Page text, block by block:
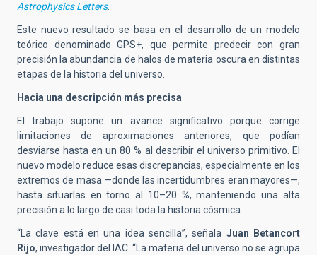
Astrophysics Letters.
Este nuevo resultado se basa en el desarrollo de un modelo
teórico denominado GPS+, que permite predecir con gran
precisión la abundancia de halos de materia oscura en distintas
etapas de la historia del universo.
Hacia una descripción más precisa
El trabajo supone un avance significativo porque corrige
limitaciones de aproximaciones anteriores, que podían
desviarse hasta en un 80 % al describir el universo primitivo. El
nuevo modelo reduce esas discrepancias, especialmente en los
extremos de masa —donde las incertidumbres eran mayores—,
hasta situarlas en torno al 10–20 %, manteniendo una alta
precisión a lo largo de casi toda la historia cósmica.
“La clave está en una idea sencilla”, señala Juan Betancort
Rijo, investigador del IAC. “La materia del universo no se agrupa